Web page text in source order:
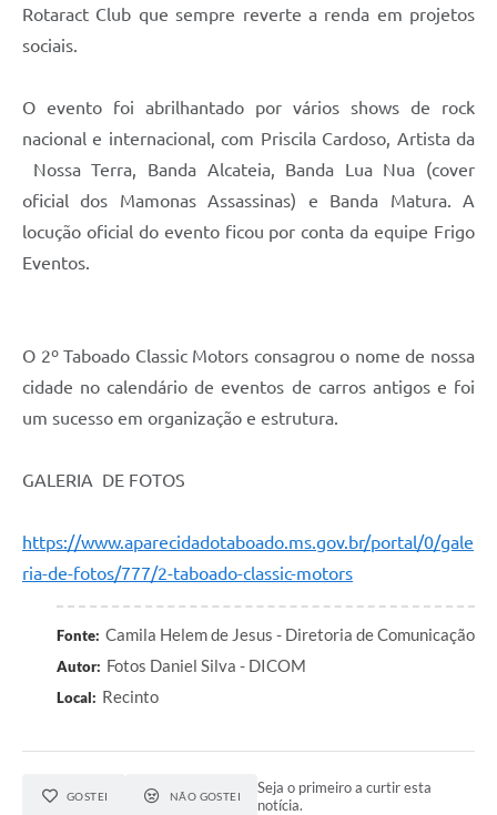
Rotaract Club que sempre reverte a renda em projetos
sociais.
O evento foi abrilhantado por vários shows de rock
nacional e internacional, com Priscila Cardoso, Artista da
Nossa Terra, Banda Alcateia, Banda Lua Nua (cover
oficial dos Mamonas Assassinas) e Banda Matura. A
locução oficial do evento ficou por conta da equipe Frigo
Eventos.
O 2º Taboado Classic Motors consagrou o nome de nossa
cidade no calendário de eventos de carros antigos e foi
um sucesso em organização e estrutura.
GALERIA DE FOTOS
https://www.aparecidadotaboado.ms.gov.br/portal/0/gale
ria-de-fotos/777/2-taboado-classic-motors
Fonte: Camila Helem de Jesus - Diretoria de Comunicação
Autor: Fotos Daniel Silva - DICOM
Local: Recinto
GOSTEI NÃO GOSTEI
Seja o primeiro a curtir esta
notícia.